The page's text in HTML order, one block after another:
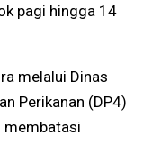
pagi hingga 14
melalui Dinas
Perikanan (DP4)
membatasi